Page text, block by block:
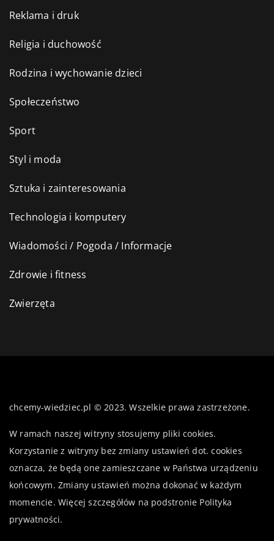
Reklama i druk
Religia i duchowość
Rodzina i wychowanie dzieci
Społeczeństwo
Sport
Styl i moda
Sztuka i zainteresowania
Technologia i komputery
Wiadomości / Pogoda / Informacje
Zdrowie i fitness
Zwierzęta
chcemy-wiedziec.pl © 2023. Wszelkie prawa zastrzeżone.
W ramach naszej witryny stosujemy pliki cookies.
Korzystanie z witryny bez zmiany ustawień dot. cookies
oznacza, że będą one zamieszczane w Państwa urządzeniu
końcowym. Zmiany ustawień można dokonać w każdym
momencie. Więcej szczegółów na podstronie Polityka
prywatności.